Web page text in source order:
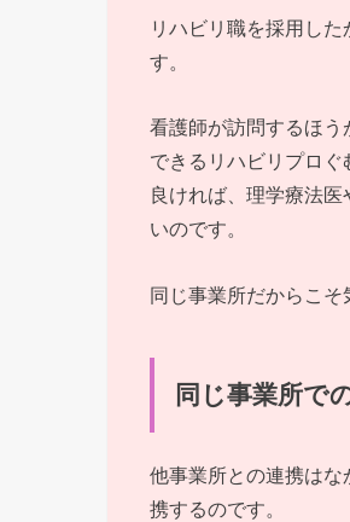
リハビリ職を採用し
す。
看護師が訪問するほ
できるリハビリプロ
良ければ、理学療法
いのです。
同じ事業所だからこそ
同じ事業所で
他事業所との連携は
携するのです。